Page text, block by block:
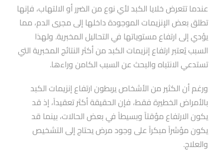
عندما تتعرض خلايا الكبد لأي نوع من الضرر أو الالتهاب، فإنها
تطلق بعض الإنزيمات الموجودة داخلها إلى مجرى الدم، مما
يؤدي إلى ارتفاع مستوياتها في التحاليل المخبرية. ولهذا
السبب يُعتبر ارتفاع إنزيمات الكبد من أكثر النتائج المخبرية التي
تستدعي الانتباه والبحث عن السبب الكامن وراءها.
ورغم أن الكثير من الأشخاص يربطون ارتفاع إنزيمات الكبد
بالأمراض الخطيرة فقط، فإن الحقيقة أكثر تعقيداََ، إذ قد
يكون الارتفاع مؤقتاََ وبسيطاََ في بعض الحالات، بينما قد
يكون مؤشراََ مبكراََ على وجود مرض يحتاج إلى التشخيص
والعلاج.